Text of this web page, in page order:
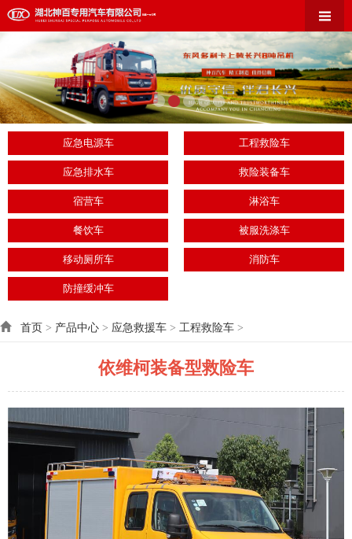
应急电源车 工程救险车
应急排水车 救险装备车
宿营车 淋浴车
餐饮车 被服洗涤车
移动厕所车 消防车
防撞缓冲车
首页 > 产品中心 > 应急救援车 > 工程救险车 >
依维柯装备型救险车